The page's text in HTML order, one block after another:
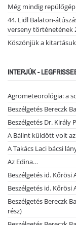
Még mindig
44. Lidl Balaton-
verseny történetének
Köszönjük a
INTERJÚK -
Agrometeorológia: a
Beszélgetés Bereczk
Beszélgetés Dr. Király
A Bálint küldött volt
A Takács Laci bácsi
Az Edina…
Beszélgetés id.
Beszélgetés id. Kőrösi
Beszélgetés Bereczk
rész)